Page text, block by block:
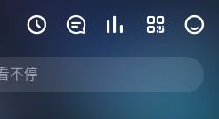
    
美国英语高清电影